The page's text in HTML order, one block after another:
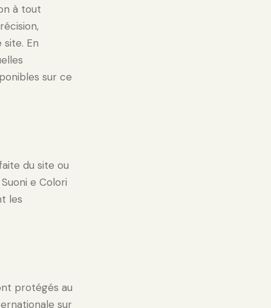
à tout
site. En
sur ce
du site ou
e Colori
les
protégés au
sur